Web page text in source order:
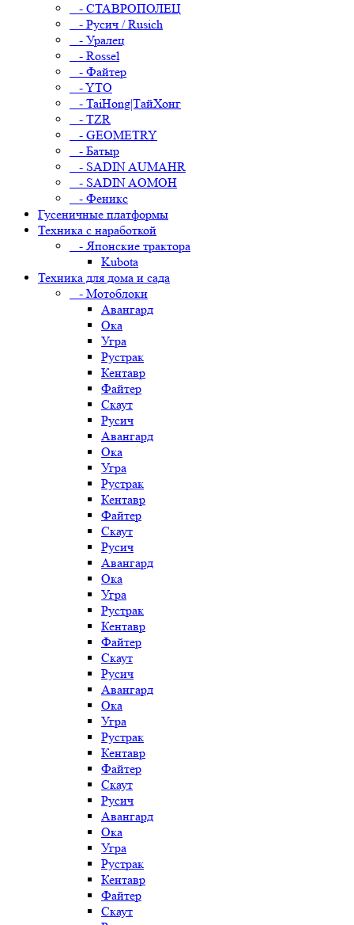
- СТАВРОПОЛЕЦ
- Русич / Rusich
- Уралец
- Rossel
- Файтер
- YTO
- TaiHong|ТайХонг
- TZR
- GEOMETRY
- Батыр
- SADIN AUMAHR
- SADIN AOMOH
- Феникс
Гусеничные платформы
Техника с наработкой
- Японские трактора
Kubota
Техника для дома и сада
- Мотоблоки
Авангард
Ока
Угра
Рустрак
Кентавр
Файтер
Скаут
Русич
Авангард
Ока
Угра
Рустрак
Кентавр
Файтер
Скаут
Русич
Авангард
Ока
Угра
Рустрак
Кентавр
Файтер
Скаут
Русич
Авангард
Ока
Угра
Рустрак
Кентавр
Файтер
Скаут
Русич
Авангард
Ока
Угра
Рустрак
Кентавр
Файтер
Скаут